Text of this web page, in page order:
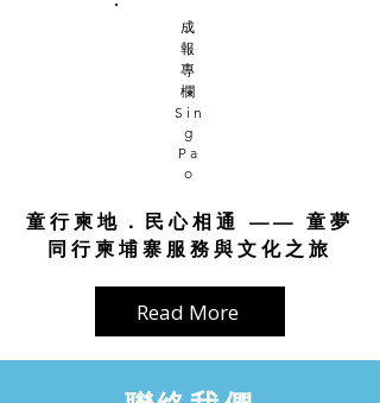
成
報
專
欄
Sin
g
Pa
o
童行柬地．民心相通 —— 童夢
同行柬埔寨服務與文化之旅
Read More